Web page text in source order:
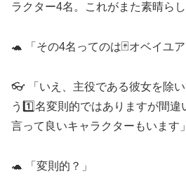
ラクター4名。これがまた素晴らし
🐢 「その4名ってのは🃏オベイユ
👓 「いえ、主役である彼女を除
う1️⃣名変則的ではありますが間違
言って良いキャラクターもいます」
🐢 「変則的？」